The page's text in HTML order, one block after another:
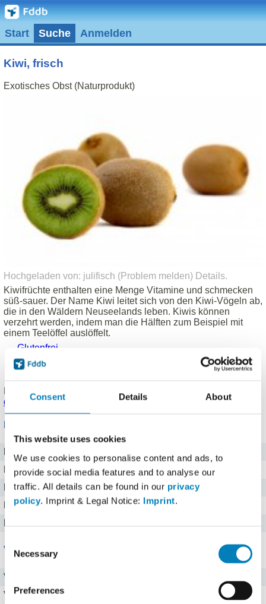
Consent Details About
This website uses cookies
We use cookies to personalise content and ads, to
provide social media features and to analyse our
traffic. All details can be found in our privacy
policy. Imprint & Legal Notice: Imprint.
Selection
Necessary
Preferences
Start Suche Anmelden
Kiwi, frisch
Exotisches Obst (Naturprodukt)
Hochgeladen von: julifisch (Problem melden) Details.
Kiwifrüchte enthalten eine Menge Vitamine und schmecken
süß-sauer. Der Name Kiwi leitet sich von den Kiwi-Vögeln ab,
die in den Wäldern Neuseelands leben. Kiwis können
verzehrt werden, indem man die Hälften zum Beispiel mit
einem Teelöffel auslöffelt.
Glutenfrei
Laktosefrei
Produkt eingetragen von einem Fddb Nutzer
Hinweise zu
den Produktdaten
Kalorien
62 kcal
Protein
1 g g
Kohlenhydrate
9,1 g g
Vitamine
Vitamin C
Vitamin A